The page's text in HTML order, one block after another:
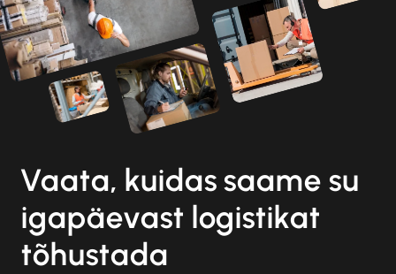
Vaata, kuidas saame su
igapäevast logistikat
tõhustada